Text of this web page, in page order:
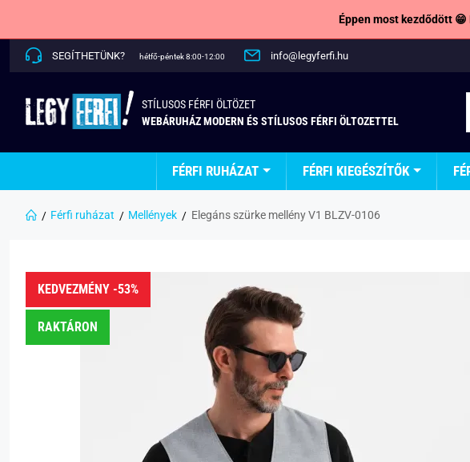
Éppen most kezdődött 😁
SEGÍTHETÜNK? hétfő-péntek 8:00-12:00 info@legyferfi.hu
STÍLUSOS FÉRFI ÖLTÖZET
WEBÁRUHÁZ MODERN ÉS STÍLUSOS FÉRFI ÖLTOZETTEL
FÉRFI RUHÁZAT FÉRFI KIEGÉSZÍTŐK
Férfi ruházat Mellények Elegáns szürke mellény V1 BLZV-0106
KEDVEZMÉNY -53%
RAKTÁRON